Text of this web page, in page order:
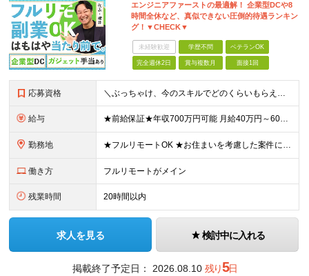
エンジニアファーストの最適解！ 企業型DCや8
時間全休など、真似できない圧倒的待遇ランキン
グ！▼CHECK▼
未経験歓迎 学歴不問 ベテランOK
完全週休2日 賞与複数月 面接1回
応募資格 ＼ぶっちゃけ、今のスキルでどのくらいもらえる？といった相談にも乗ります！／ ◎学歴不問 ◎C言語の読み書きができる方 ≪こんな方も歓迎します≫ ・新しい技術に挑戦したい方 ・将来のキャリアや給与につ
給与 ★前給保証★年収700万円可能 月給40万円～60万円＋各種手当＋残業代全額支給 ＼代表が単価も還元も徹底交渉！／ 代表が直接取引先と交渉し、単価を強気に提示。 そこで得た利益は、しっかりメンバー
勤務地 ★フルリモートOK ★お住まいを考慮した案件にアサインします ★転勤なし＆U/Iターン歓迎 【本社】愛知県名古屋市中村区名駅4丁目8-26 エニシオ名駅16F ┗関東・関西・愛知・九州のプロジェクト
働き方 フルリモートがメイン
残業時間 20時間以内
求人を見る 検討中に入れる
掲載終了予定日： 2026.08.10 残り5日